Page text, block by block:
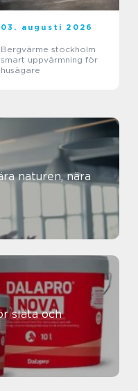
03. augusti 2026
Bergvärme stockholm
smart uppvärmning för
husägare